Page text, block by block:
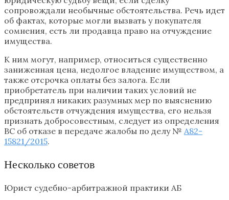
сопровождали необычные обстоятельства. Речь идет
об фактах, которые могли вызвать у покупателя
сомнения, есть ли продавца право на отчуждение
имущества.
К ним могут, например, относиться существенно
заниженная цена, недолгое владение имуществом, а
также отсрочка оплаты без залога. Если
приобретатель при наличии таких условий не
предпринял никаких разумных мер по выяснению
обстоятельств отчуждения имущества, его нельзя
признать добросовестным, следует из определения
ВС об отказе в передаче жалобы по делу № А82-
15821/2015.
Несколько советов
Юрист судебно-арбитражной практики АБ